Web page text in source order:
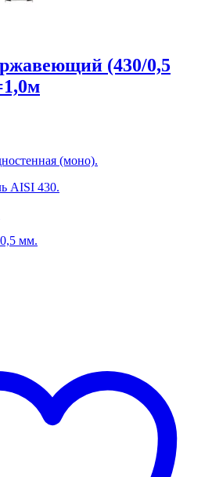
(430/0,5
(моно).
AISI 430.
мм.